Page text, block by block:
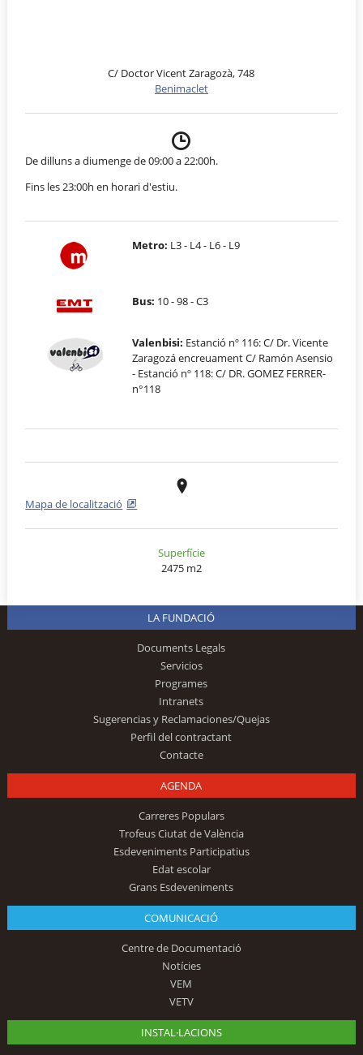
C/ Doctor Vicent Zaragozà, 748
Benimaclet
De dilluns a diumenge de 09:00 a 22:00h.
Fins les 23:00h en horari d'estiu.
Metro: L3 - L4 - L6 - L9
Bus: 10 - 98 - C3
Valenbisi: Estanció nº 116: C/ Dr. Vicente
Zaragozá encreuament C/ Ramón Asensio
- Estanció nº 118: C/ DR. GOMEZ FERRER-
n°118
Mapa de localització
Superfície
2475 m2
LA FUNDACIÓ
Documents Legals
Servicios
Programes
Intranets
Sugerencias y Reclamaciones/Quejas
Perfil del contractant
Contacte
AGENDA
Carreres Populars
Trofeus Ciutat de València
Esdeveniments Participatius
Edat escolar
Grans Esdeveniments
COMUNICACIÓ
Centre de Documentació
Notícies
VEM
VETV
INSTAL·LACIONS